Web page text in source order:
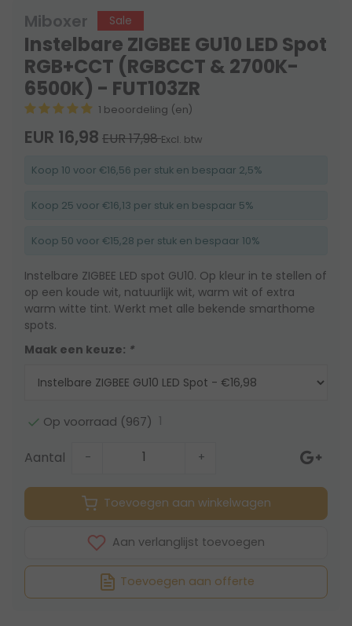
Miboxer Sale
Instelbare ZIGBEE GU10 LED Spot
RGB+CCT (RGBCCT & 2700K-
6500K) - FUT103ZR
1 beoordeling (en)
EUR 16,98 EUR 17,98Excl. btw
Koop 10 voor €16,56 per stuk en bespaar 2,5%
Koop 25 voor €16,13 per stuk en bespaar 5%
Koop 50 voor €15,28 per stuk en bespaar 10%
Instelbare ZIGBEE LED spot GU10. Op kleur in te stellen of
op een koude wit, natuurlijk wit, warm wit of extra
warm witte tint. Werkt met alle bekende smarthome
spots.
Maak een keuze: *
Op voorraad (967) 1
Aantal - +
Toevoegen aan winkelwagen
Aan verlanglijst toevoegen
Toevoegen aan offerte